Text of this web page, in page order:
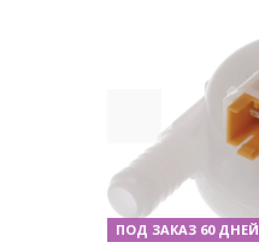
Previous
ПОД ЗАКАЗ 60 ДНЕЙ